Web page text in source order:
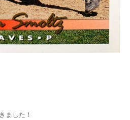
ました！